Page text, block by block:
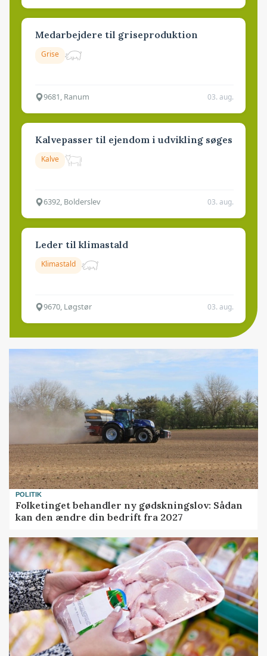
Medarbejdere til griseproduktion
Grise
9681, Ranum 03. aug.
Kalvepasser til ejendom i udvikling søges
Kalve
6392, Bolderslev 03. aug.
Leder til klimastald
Klimastald
9670, Løgstør 03. aug.
POLITIK
Folketinget behandler ny gødskningslov: Sådan
kan den ændre din bedrift fra 2027